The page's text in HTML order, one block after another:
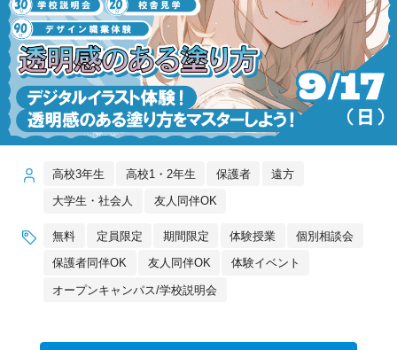
高校3年生 高校1・2年生 保護者 遠方
大学生・社会人 友人同伴OK
無料 定員限定 期間限定 体験授業 個別相談会
保護者同伴OK 友人同伴OK 体験イベント
オープンキャンパス/学校説明会